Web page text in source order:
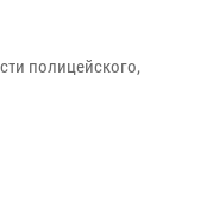
полицейского,